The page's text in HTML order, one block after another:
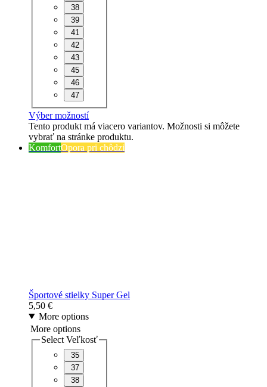
38
39
41
42
43
45
46
47
Výber možností
Tento produkt má viacero variantov. Možnosti si môžete
vybrať na stránke produktu.
KomfortOpora pri chôdzi
Športové stielky Super Gel
5,50 €
More options
More options
Select Veľkosť
35
37
38